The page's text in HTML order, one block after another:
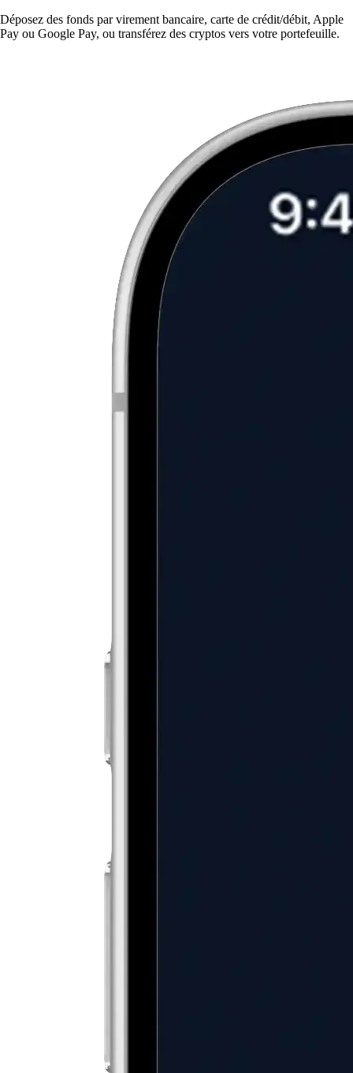
Déposez des fonds par virement bancaire, carte de crédit/débit, Apple
Pay ou Google Pay, ou transférez des cryptos vers votre portefeuille.